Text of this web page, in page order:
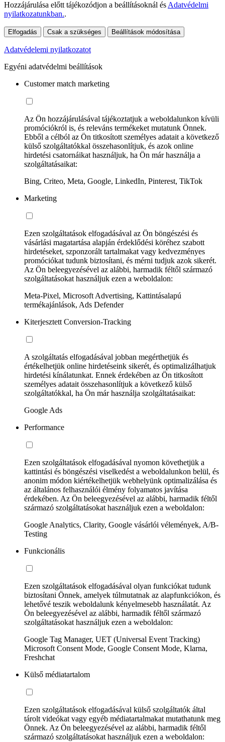
Hozzájárulása előtt tájékozódjon a beállításoknál és Adatvédelmi
nyilatkozatunkban..
Elfogadás Csak a szükséges Beállítások módosítása
Adatvédelemi nyilatkozatot
Egyéni adatvédelmi beállítások
Customer match marketing
Az Ön hozzájárulásával tájékoztatjuk a weboldalunkon kívüli
promóciókról is, és releváns termékeket mutatunk Önnek.
Ebből a célból az Ön titkosított személyes adatait a következő
külső szolgáltatókkal összehasonlítjuk, és azok online
hirdetési csatornáikat használjuk, ha Ön már használja a
szolgáltatásaikat:
Bing, Criteo, Meta, Google, LinkedIn, Pinterest, TikTok
Marketing
Ezen szolgáltatások elfogadásával az Ön böngészési és
vásárlási magatartása alapján érdeklődési köréhez szabott
hirdetéseket, szponzorált tartalmakat vagy kedvezményes
promóciókat tudunk biztosítani, és mérni tudjuk azok sikerét.
Az Ön beleegyezésével az alábbi, harmadik féltől származó
szolgáltatásokat használjuk ezen a weboldalon:
Meta-Pixel, Microsoft Advertising, Kattintásalapú
termékajánlások, Ads Defender
Kiterjesztett Conversion-Tracking
A szolgáltatás elfogadásával jobban megérthetjük és
értékelhetjük online hirdetéseink sikerét, és optimalizálhatjuk
hirdetési kínálatunkat. Ennek érdekében az Ön titkosított
személyes adatait összehasonlítjuk a következő külső
szolgáltatókkal, ha Ön már használja szolgáltatásaikat:
Google Ads
Performance
Ezen szolgáltatások elfogadásával nyomon követhetjük a
kattintási és böngészési viselkedést a weboldalunkon belül, és
anonim módon kiértékelhetjük webhelyünk optimalizálása és
az általános felhasználói élmény folyamatos javítása
érdekében. Az Ön beleegyezésével az alábbi, harmadik féltől
származó szolgáltatásokat használjuk ezen a weboldalon:
Google Analytics, Clarity, Google vásárlói vélemények, A/B-
Testing
Funkcionális
Ezen szolgáltatások elfogadásával olyan funkciókat tudunk
biztosítani Önnek, amelyek túlmutatnak az alapfunkciókon, és
lehetővé teszik weboldalunk kényelmesebb használatát. Az
Ön beleegyezésével az alábbi, harmadik féltől származó
szolgáltatásokat használjuk ezen a weboldalon:
Google Tag Manager, UET (Universal Event Tracking)
Microsoft Consent Mode, Google Consent Mode, Klarna,
Freshchat
Külső médiatartalom
Ezen szolgáltatások elfogadásával külső szolgáltatók által
tárolt videókat vagy egyéb médiatartalmakat mutathatunk meg
Önnek. Az Ön beleegyezésével az alábbi, harmadik féltől
származó szolgáltatásokat használjuk ezen a weboldalon: